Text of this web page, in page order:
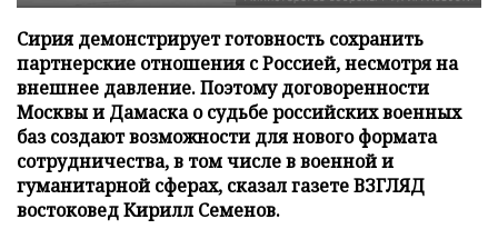
Сирия демонстрирует готовность сохранить
партнерские отношения с Россией, несмотря на
внешнее давление. Поэтому договоренности
Москвы и Дамаска о судьбе российских военных
баз создают возможности для нового формата
сотрудничества, в том числе в военной и
гуманитарной сферах, сказал газете ВЗГЛЯД
востоковед Кирилл Семенов.